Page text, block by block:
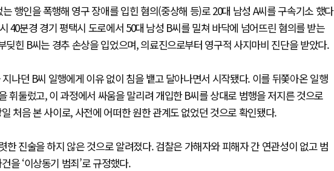
행인을 폭행해 영구 장애를 입힌 혐의(중상해 등)로 20대 남성 A씨를 구속기소 했다
40분경 경기 평택시 도로에서 50대 남성 B씨를 밀쳐 바닥에 넘어뜨린 혐의를 받는
딪힌 B씨는 경추 손상을 입었으며, 의료진으로부터 영구적 사지마비 진단을 받았다.
나던 B씨 일행에게 이유 없이 침을 뱉고 달아나면서 시작됐다. 이를 뒤쫓아온 일행
휘둘렀고, 이 과정에서 싸움을 말리려 개입한 B씨를 상대로 범행을 저지른 것으로
처음 본 사이로, 사전에 어떠한 원한 관계도 없었던 것으로 확인됐다.
한 진술을 하지 않은 것으로 알려졌다. 검찰은 가해자와 피해자 간 연관성이 없고 범
을 ‘이상동기 범죄’로 규정했다.